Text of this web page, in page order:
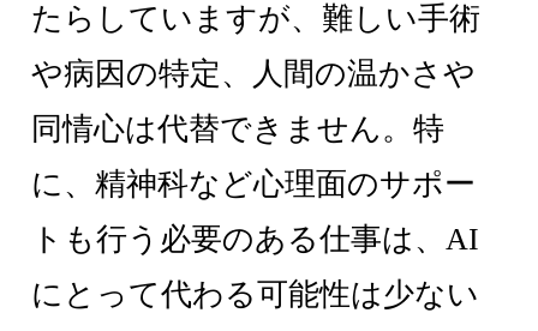
たらしていますが、難しい手術
や病因の特定、人間の温かさや
同情心は代替できません。特
に、精神科など心理面のサポー
トも行う必要のある仕事は、AI
にとって代わる可能性は少ない